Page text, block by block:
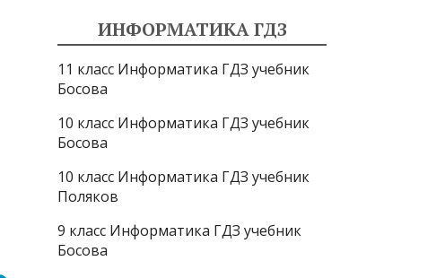
ИНФОРМАТИКА ГДЗ
11 класс Информатика ГДЗ учебник
Босова
10 класс Информатика ГДЗ учебник
Босова
10 класс Информатика ГДЗ учебник
Поляков
9 класс Информатика ГДЗ учебник
Босова